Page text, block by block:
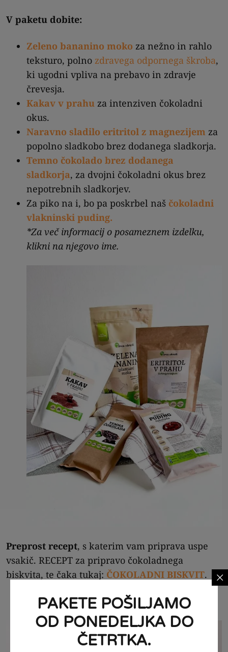
V paketu dobite:
Zeleno bananino moko za nežno in rahlo
teksturo, polno zdravega odpornega škroba,
ki ugodni vpliva na prebavo in zdravje
črevesja.
Kakav v prahu za intenziven čokoladni
okus.
Naravno sladilo eritritol z magnezijem za
popolno sladkobo brez dodanega sladkorja.
Temno čokolado brez dodanega
sladkorja, za dvojni čokoladni okus brez
nepotrebnih sladkorjev.
Za piko na i, bo pa poskrbel naš čokoladni
vlakninski puding.
*Za več informacij o posameznem izdelku,
klikni na njegovo ime.
Preprost recept, s katerim vam priprava uspe
vsakič. RECEPT za pripravo čokoladnega
biskvita, te čaka tukaj: ČOKOLADNI BISKVIT.
PAKETE POŠILJAMO
OD PONEDELJKA DO
ČETRTKA.